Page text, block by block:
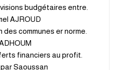
budgétaires entre
AJROUD*
communes er norme
financiers au profit
Saoussan